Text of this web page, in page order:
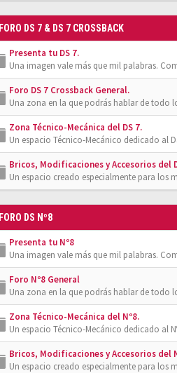
FORO DS 7 & DS 7 CROSSBACK
Presenta tu DS 7.
Una imagen vale más que mil palabras.
Foro DS 7 Crossback General.
Una zona en la que podrás hablar de todo
Zona Técnico-Mecánica del DS 7.
Un espacio Técnico-Mecánico dedicado al
Bricos, Modificaciones y Accesorios del
Un espacio creado especialmente para
FORO DS Nº8
Presenta tu Nº8
Una imagen vale más que mil palabras.
Foro Nº8 General
Una zona en la que podrás hablar de todo
Zona Técnico-Mecánica del Nº8.
Un espacio Técnico-Mecánico dedicado al
Bricos, Modificaciones y Accesorios del
Un espacio creado especialmente para